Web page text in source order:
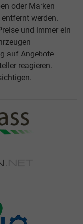
oder Marken
werden.
und immer ein
auf Angebote
reagieren.